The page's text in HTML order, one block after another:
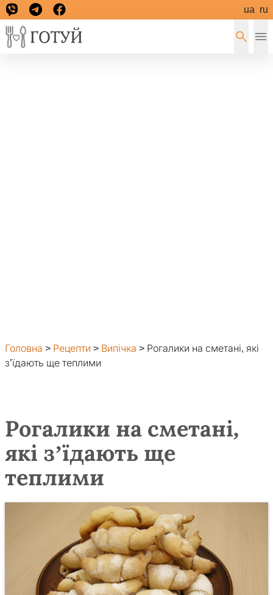
ua ru
Головна > Рецепти > Випічка > Рогалики на сметані, які
з’їдають ще теплими
Рогалики на сметані,
які з’їдають ще
теплими